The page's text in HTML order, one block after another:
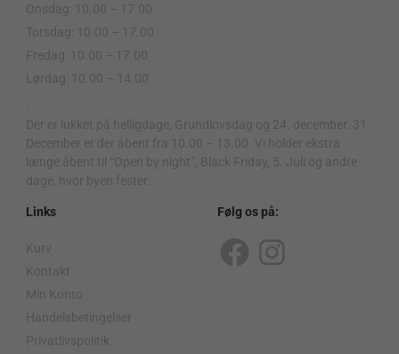
Onsdag: 10.00 – 17.00
Torsdag: 10.00 – 17.00
Fredag: 10.00 – 17.00
Lørdag: 10.00 – 14.00
Der er lukket på helligdage, Grundlovsdag og 24. december. 31.
December er der åbent fra 10.00 – 13.00. Vi holder ekstra
længe åbent til “Open by night”, Black Friday, 5. Juli og andre
dage, hvor byen fester.
Links
Kurv
Kontakt
Min Konto
Handelsbetingelser
Privatlivspolitik
Følg os på:
F
I